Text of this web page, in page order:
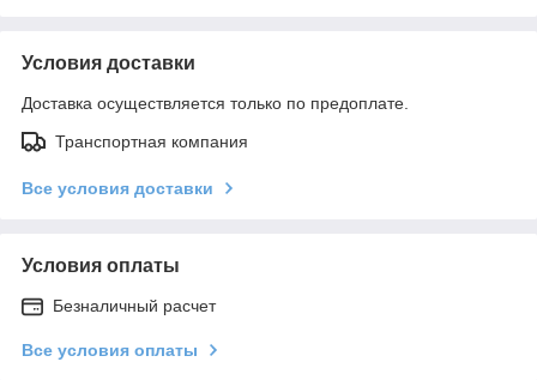
Условия доставки
Доставка осуществляется только по предоплате.
Транспортная компания
Все условия доставки
Условия оплаты
Безналичный расчет
Все условия оплаты